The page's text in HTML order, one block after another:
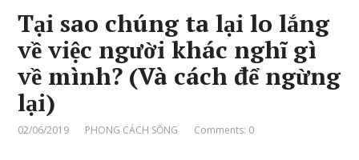
Tại sao chúng ta lại lo lắng
về việc người khác nghĩ gì
về mình? (Và cách để ngừng
lại)
02/06/2019 PHONG CÁCH SỐNG Comments: 0